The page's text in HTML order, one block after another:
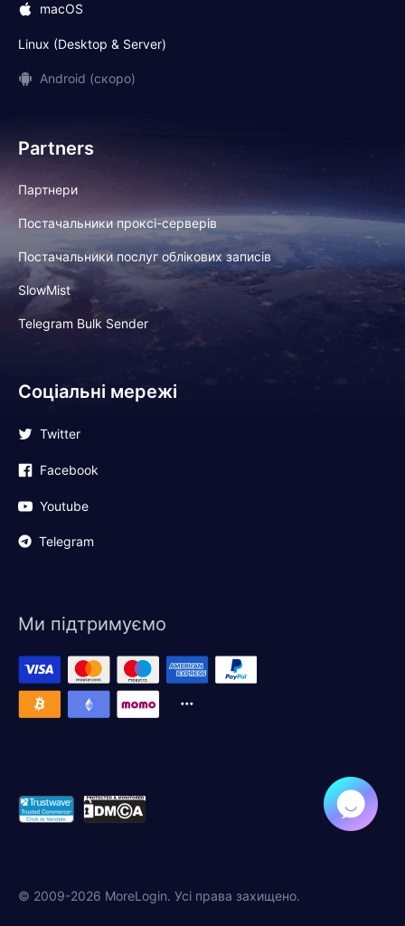
macOS
Linux (Desktop & Server)
Android (скоро)
Partners
Партнери
Постачальники проксі-серверів
Постачальники послуг облікових записів
SlowMist
Telegram Bulk Sender
Соціальні мережі
Twitter
Facebook
Youtube
Telegram
Ми підтримуємо
© 2009-2026 MoreLogin. Усі права захищено.